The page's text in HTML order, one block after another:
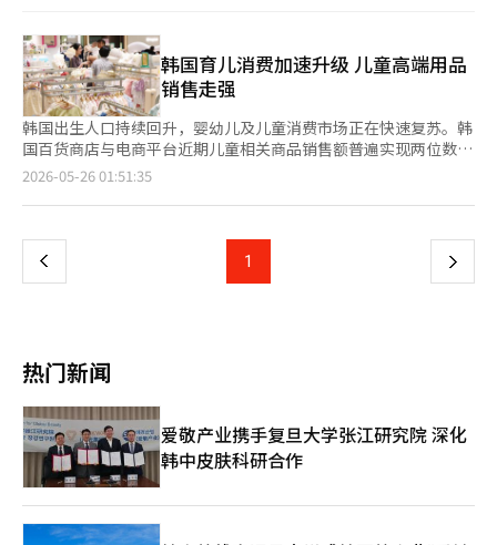
育率为0.85，较去年同期提高0.1。2024年，总和生育率跌至0.75
后，去年回升至0.8左右，今年3至4月已升至0.9左右，自2025年1
月以来连续17个月上升。 与此同时，韩国5月死亡人数达2.9573万
人，同比增长3.8%，为韩国历来统计中首次单月死亡人数突破2.9
万人，也高于2022年5月新冠疫情高峰期的2.8902万人。 国家数据
处相关负责人分析认为，今年5月昼夜温差超过10摄氏度的天数较
去年同期增加约3天，加之高龄群体基础疾病易受气温骤变影响，
导致死亡人数上升。 受出生增加、死亡增速放缓的共同影响，韩
国5月人口自然减少6413人，较去年5月的8103人收窄1690人，为
落。5月结婚登记2.0368万对，同比减少6.4%，结束此前的增长态
势。今年1至5月结婚登记累计10.3299万对，同比增长3.9%。同
韩国育儿消费加速升级 儿童高端用品
销售走强
韩国出生人口持续回升，婴幼儿及儿童消费市场正在快速复苏。韩
国百货商店与电商平台近期儿童相关商品销售额普遍实现两位数增
长，其中高端婴幼儿用品与儿童奢侈品消费增势尤为明显。业内认
市场向品质化、高端化方向发展。 据韩国流通业25日消息，今年
中，乐天百货儿童品类销售额同比增长20%，儿童奢侈品牌销售额
增长30%；高端婴儿用品销售额同比增长180%。业内分析认为，
增长31.4%，其中儿童奢侈品销售额同比大增51.3%。电商渠道婴
幼儿消费增速同样高于整体水平。根据韩国产业通商资源部数据，
今年3月韩国线上婴幼儿及儿童用品销售额同比增长10.7%，高于
整体线上销售额8.1%的增速。 与此同时，韩国主要百货企业正加
快围绕亲子消费展开营销布局。乐天百货近期在蚕室店推出高端婴
儿用品及婴儿车品牌快闪活动；新世界百货则加强功能性童装推
广；现代百货也围绕儿童家具与亲子主题活动吸引家庭消费客群。
韩国出生人口自2024年7月至今年2月已连续20个月保持增长。市
场普遍认为，出生人口回升以及家庭育儿消费意愿改善，是近期儿
2026-05-26 01:51:35
上
页
1 下
热门新闻
爱敬产业携手复旦大学张江研究院 深化
韩中皮肤科研合作